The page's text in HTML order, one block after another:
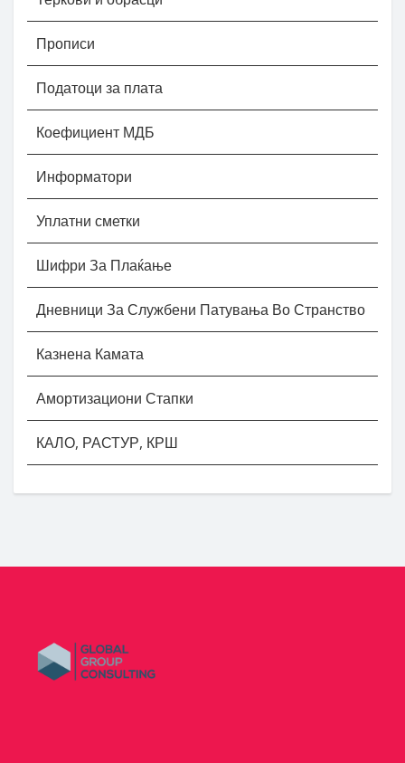
Прописи
Податоци за плата
Коефициент МДБ
Информатори
Уплатни сметки
Шифри За Плаќање
Дневници За Службени Патувања Во Странство
Казнена Камата
Амортизациони Стапки
КАЛО, РАСТУР, КРШ